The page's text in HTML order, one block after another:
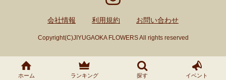
ホーム ランキング 探す イベント
会社情報 利用規約 お問い合わせ
Copyright(C)JIYUGAOKA FLOWERS All rights reserved